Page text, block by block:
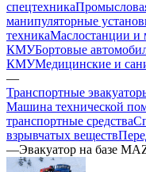
спецтехника
манипуляторные
техникаМаслостанции и
КМУБортовые
КМУМедицинские и
—
Транспортные
Машина технической
транспортные средства
взрывчатых веществ
—Эвакуатор на базе